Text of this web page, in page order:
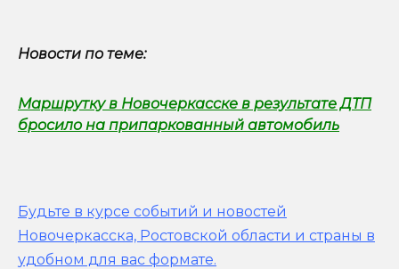
Новости по теме:
Маршрутку в Новочеркасске в результате ДТП
бросило на припаркованный автомобиль
Будьте в курсе событий и новостей
Новочеркасска, Ростовской области и страны в
удобном для вас формате.